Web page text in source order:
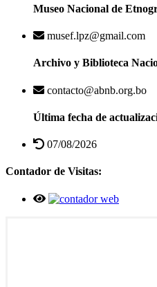
Museo Nacional de
musef.lpz@gmail.com
Archivo y Biblioteca
contacto@abnb.org.bo
Última fecha de
07/08/2026
Contador de Visitas: